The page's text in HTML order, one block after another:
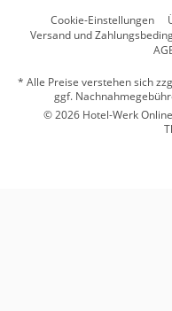
Cookie-Einstellungen
Versand und
* Alle Preise verstehen sich
ggf.
© 2026 Hotel-Werk